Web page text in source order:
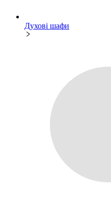
Духові шафи